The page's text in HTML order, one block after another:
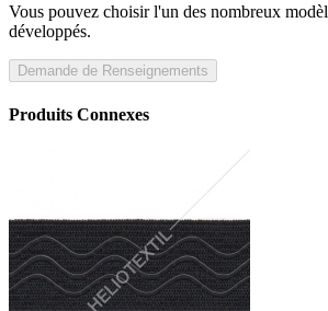
Vous pouvez choisir l'un des nombreux
développés.
Demande de Renseignements
Produits Connexes